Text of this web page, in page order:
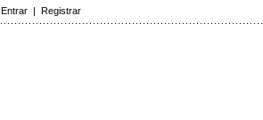
Entrar | Registrar